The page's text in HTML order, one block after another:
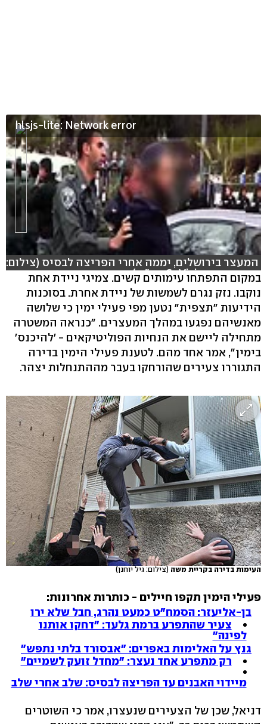
hlsjs-lite: Network error
המעצר בירושלים, יממה אחרי הפריצה לבסיס (צילום:
באדיבות CoVisions בע"מ )
במקום התפתחו עימותים קשים. צמיגי ניידת אחת
נוקבו. נזק נגרם לשמשות של ניידת אחרת. בסוכנות
הידיעות "תצפית" נטען מפי פעילי ימין כי שלושה
מאנשיהם נפגעו במהלך המעצרים. "כנראה המשטרה
מתחילה ליישם את הנחיות הפוליטיקאים - 'להיכנס'
בימין", אמר אחד מהם. לטענת פעילי הימין בדירה
התגוררו צעירים שהורחקו בעבר מההתנחלות יצהר.
העימות בדירה בקריית משה (צילום: גיל יוחנן)
פעילי הימין תקפו חיילים - כותרות אחרונות:
בן-אליעזר: הסמח"ט כמעט נהרג, חבל שלא ירו
צעיר שהתפרע ברמת גלעד: "דחקו אותנו
לפינה"
גנץ על האלימות באפרים: "אבסורד בלתי נתפש"
רק מתפרע אחד נעצר: "מחדל זועק לשמיים"
מיידוי האבנים עד הפריצה לבסיס: שלב אחרי שלב
דניאל, שכן של הצעירים שנעצרו, אמר כי השוטרים